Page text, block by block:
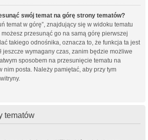
swój temat na górę strony tematów?
temat w górę”, znajdujący się w widoku tematu
przesunąć go na samą górę pierwszej
takiego odnośnika, oznacza to, że funkcja ta jest
jeszcze wymagany czas, zanim będzie możliwe
sposobem na przesunięcie tematu na
nim posta. Należy pamiętać, aby przy tym
tematów